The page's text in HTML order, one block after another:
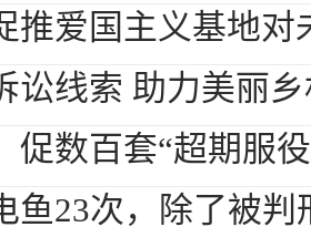
推爱国主义基地对
讼线索 助力美丽
促数百套“超期服
鱼23次，除了被